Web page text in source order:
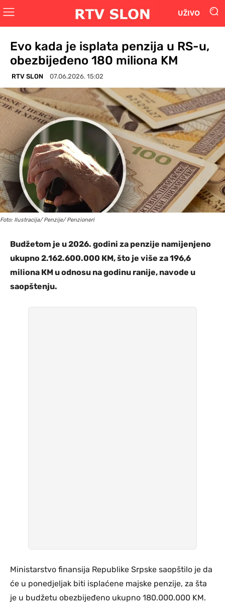
UŽIVO
Evo kada je isplata penzija u RS-u,
obezbijeđeno 180 miliona KM
RTV SLON 07.06.2026. 15:02
Foto: Ilustracija/ Penzije/ Penzioneri
Budžetom je u 2026. godini za penzije namijenjeno
ukupno 2.162.600.000 КM, što je više za 196,6
miliona КM u odnosu na godinu ranije, navode u
saopštenju.
Ministarstvo finansija Republike Srpske saopštilo je da
će u ponedjeljak biti isplaćene majske penzije, za šta
je u budžetu obezbijeđeno ukupno 180.000.000 KM.